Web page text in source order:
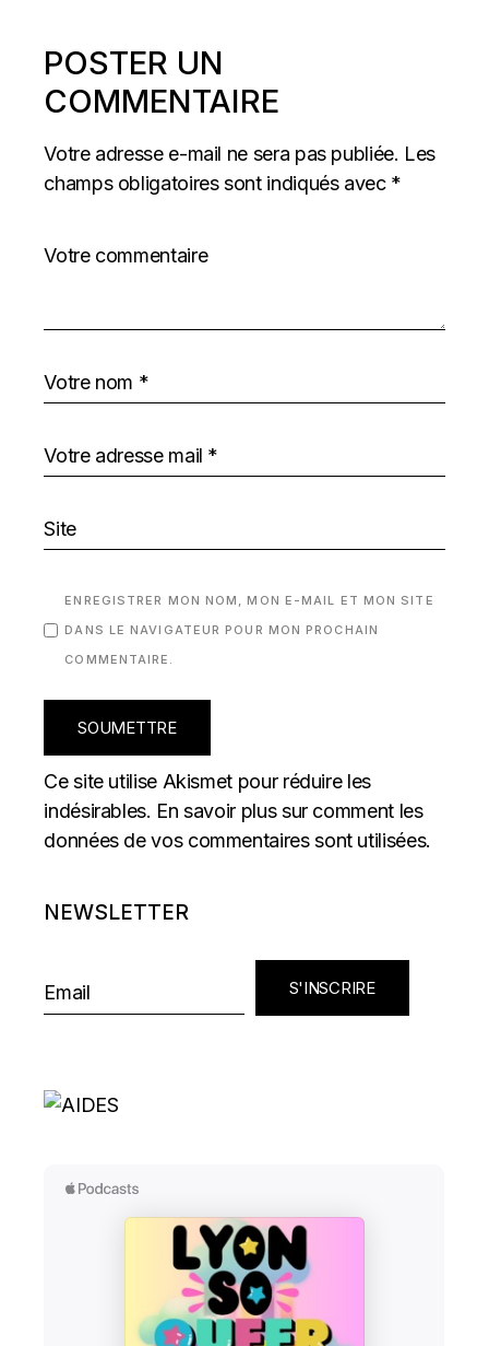
POSTER UN
COMMENTAIRE
Votre adresse e-mail ne sera pas publiée. Les
champs obligatoires sont indiqués avec *
ENREGISTRER MON NOM, MON E-MAIL ET MON SITE
DANS LE NAVIGATEUR POUR MON PROCHAIN
COMMENTAIRE.
SOUMETTRE
Ce site utilise Akismet pour réduire les
indésirables. En savoir plus sur comment les
données de vos commentaires sont utilisées.
NEWSLETTER
S'INSCRIRE